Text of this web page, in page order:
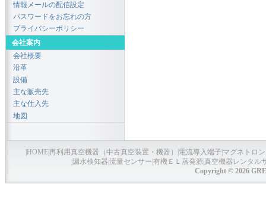
情報メールの配信設定
パスワードをお忘れの方
プライバシーポリシー
会社案内
会社概要
沿革
設備
主な販売先
主な仕入先
地図
HOME再利用真空機器（中古真空装置・機器） 電流導入端子 マグネトロ
漏水検知器 流量センサー 有機ＥＬ蒸発源真空機器レンタル
Copyright © 2026